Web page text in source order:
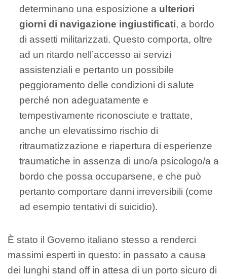
determinano una esposizione a ulteriori
giorni di navigazione ingiustificati, a bordo
di assetti militarizzati. Questo comporta, oltre
ad un ritardo nell’accesso ai servizi
assistenziali e pertanto un possibile
peggioramento delle condizioni di salute
perché non adeguatamente e
tempestivamente riconosciute e trattate,
anche un elevatissimo rischio di
ritraumatizzazione e riapertura di esperienze
traumatiche in assenza di uno/a psicologo/a a
bordo che possa occuparsene, e che può
pertanto comportare danni irreversibili (come
ad esempio tentativi di suicidio).
È stato il Governo italiano stesso a renderci
massimi esperti in questo: in passato a causa
dei lunghi stand off in attesa di un porto sicuro di